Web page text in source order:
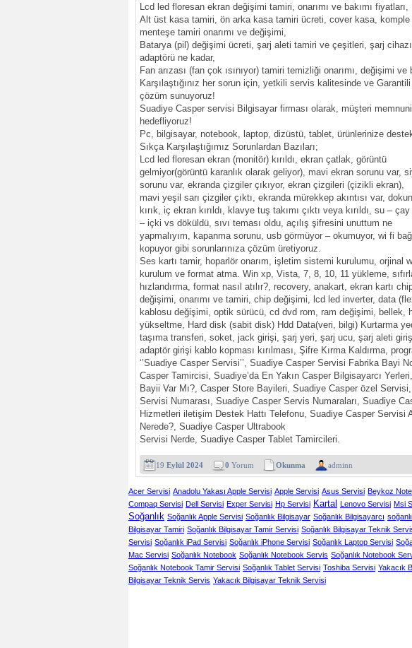
Lcd led floresan ekran değişimi tamiri, onarımı ve bakımı fiyatları,
Alt üst kasa tamiri, ön arka kasa tamiri ücreti, cover kasa,
menteşe tamiri onarımı ve değişimi,
Batarya (pil) değişimi ücreti, şarj aleti tamiri ve çeşitleri, şarj cihazı
adaptörü ne kadar,
Fan arızası (fan çok ısınıyor) tamiri temizliği onarımı, değişimi ve
Karşılaştığınız her sorun için, yetkili servis kalitesinde ve Garantili
çözüm sunuyoruz!
Suadiye Casper servisi Bilgisayar firması olarak, müşteri
hedefliyoruz!
Pc, bilgisayar, notebook, laptop, dizüstü, tablet, ürünlerinize
Sıkça Karşılaştığımız Sorunlardan Bazıları;
Lcd led floresan ekran (monitör) kırıldı, ekran çatlak, görüntü
gelmiyor(görüntü karanlık olarak geliyor), mavi ekran sorunu var,
sorunu var, ekranda çizgiler çıkıyor, ekran çizgileri (çizikli ekran),
mavi yeşil sarı çizgiler çıktı, ekranda mürekkep akıntısı var,
kırık, iç ekran kırıldı, klavye tuş takımı çıktı veya kırıldı, su –
– içki vs döküldü, sıvı teması oldu, açılış şifresini unuttum ne
yapmalıyım, kapanma sorunu, usb görmüyor – okumuyor, wi fi
kopuyor gibi sorunlarınıza çözüm üretiyoruz.
Ses kartı tamir, hoparlör onarım, işletim sistemi kurulumu, orjinal
kurulum ve format atma. Win xp, Vista, 7, 8, 10, 11 yükleme,
hızlandırma, format nasıl atılır?, recovery, anakart, ekran kartı
değişimi, onarımı ve tamiri, chip değişimi, lcd led inverter, data
kablosu değişimi, optik sürücü, cd dvd rom, ram değişimi, bellek,
yükseltme, Hard disk (sabit disk) Hdd Data(veri, bilgi) Kurtarma
taşıma transferi, soket, jack girişi, şarj yeri, şarj ucu, şarj aleti
adaptör girişi kablo kopması kırılması, Şifre Kırma Kaldırma,
‘’Suadiye Casper Servisi’’, Suadiye Casper Servisi Fabrika Bayi
Casper Tamircisi, Suadiye’da En Yakın Casper Bilgisayarcı
Bayii Var Mı?, Casper Store Bayileri, Suadiye Casper özel
Servisi Numarası, Suadiye Casper Servis Numaraları, Suadiye
Hizmetleri iletişim Destek Hattı Telefonu, Suadiye Casper Servisi
Nerede?, Suadiye Casper Ultrabook
Servisi Nerde, Suadiye Casper Tablet Tamircileri.
19 Eylül 2024 0 Yorum Okunma adminn
Acer Servisi Anadolu Yakası Apple Servisi Apple Servisi Asus Servisi Beykoz
Compaq Servisi Dell Servisi Exper Servisi Hp Servisi Kartal Lenovo Servisi Msi
Soğanlık Soğanlık Apple Servisi Soğanlık Bilgisayar Soğanlık Bilgisayarcı
Bilgisayar Tamiri Soğanlık Bilgisayar Tamir Servisi Soğanlık Bilgisayar Teknik
Servisi Soğanlık iPad Servisi Soğanlık iPhone Servisi Soğanlık Laptop Servisi
Mac Servisi Soğanlık Notebook Soğanlık Notebook Servis Soğanlık Notebook
Soğanlık Notebook Tamir Servisi Soğanlık Tablet Servisi Toshiba Servisi Yakacık
Bilgisayar Teknik Servis Yakacık Bilgisayar Teknik Servisi